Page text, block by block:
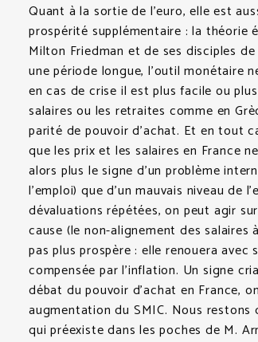
Quant à la sortie de l’euro, elle est
prospérité supplémentaire : la théorie
Milton Friedman et de ses disciples
une période longue, l’outil monétaire
en cas de crise il est plus facile ou
salaires ou les retraites comme en
parité de pouvoir d’achat. Et en tout
que les prix et les salaires en France
alors plus le signe d’un problème
l’emploi) que d’un mauvais niveau
dévaluations répétées, on peut agir
cause (le non-alignement des
pas plus prospère : elle renouera
compensée par l’inflation. Un signe
débat du pouvoir d’achat en France,
augmentation du SMIC. Nous restons
qui préexiste dans les poches de M.